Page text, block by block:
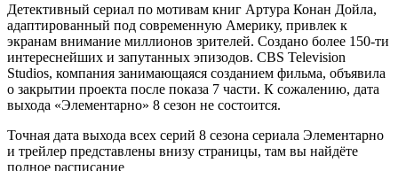
Детективный сериал по мотивам книг Артура Конан Дойла,
адаптированный под современную Америку, привлек к
экранам внимание миллионов зрителей. Создано более 150-ти
интереснейших и запутанных эпизодов. CBS Television
Studios, компания занимающаяся созданием фильма, объявила
о закрытии проекта после показа 7 части. К сожалению, дата
выхода «Элементарно» 8 сезон не состоится.
Точная дата выхода всех серий 8 сезона сериала Элементарно
и трейлер представлены внизу страницы, там вы найдёте
полное расписание